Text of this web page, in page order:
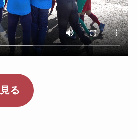
る